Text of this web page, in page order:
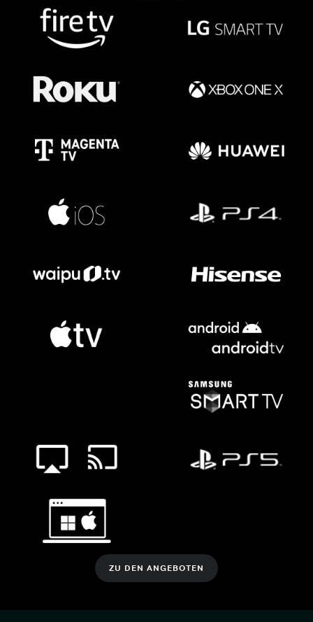
ZU DEN ANGEBOTEN